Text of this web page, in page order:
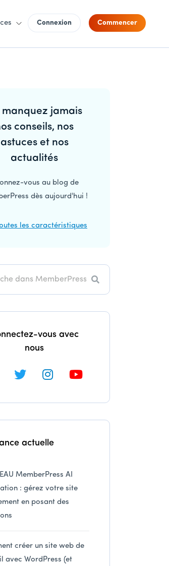
Connexion Commencer
manquez jamais
conseils, nos
astuces et nos
actualités
vous au blog de
dès aujourd'hui !
les caractéristiques
Recherche
vous avec
nous
actuelle
MemberPress AI
: gérez votre site
en posant des
créer un site web de
avec WordPress (et